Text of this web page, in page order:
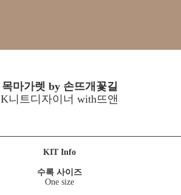
목마가렛 by 손뜨개꽃길
K니트디자이너 with뜨앤
KIT Info
수록 사이즈
One size